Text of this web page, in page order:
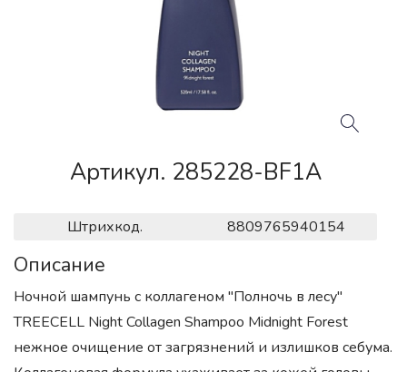
Артикул. 285228-BF1A
Штрихкод. 8809765940154
Описание
Ночной шампунь с коллагеном "Полночь в лесу"
TREECELL Night Collagen Shampoo Midnight Forest
нежное очищение от загрязнений и излишков себума.